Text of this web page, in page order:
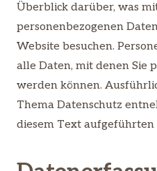
Überblick darüber, was
personenbezogenen
Website besuchen.
alle Daten, mit denen Sie
werden können.
Thema Datenschutz
diesem Text